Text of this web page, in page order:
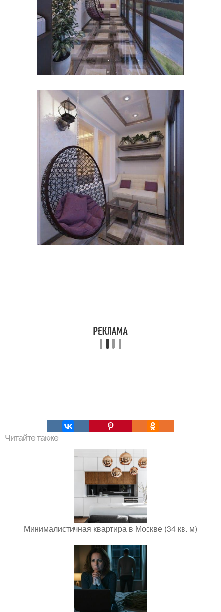
Читайте также
Минималистичная квартира в Москве (34 кв. м)